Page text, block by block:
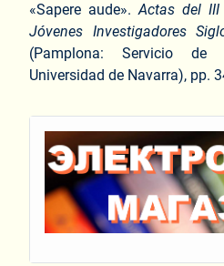
«Sapere aude».Actas del III
Jóvenes Investigadores
(Pamplona: Servicio de
Universidad de Navarra), pp.